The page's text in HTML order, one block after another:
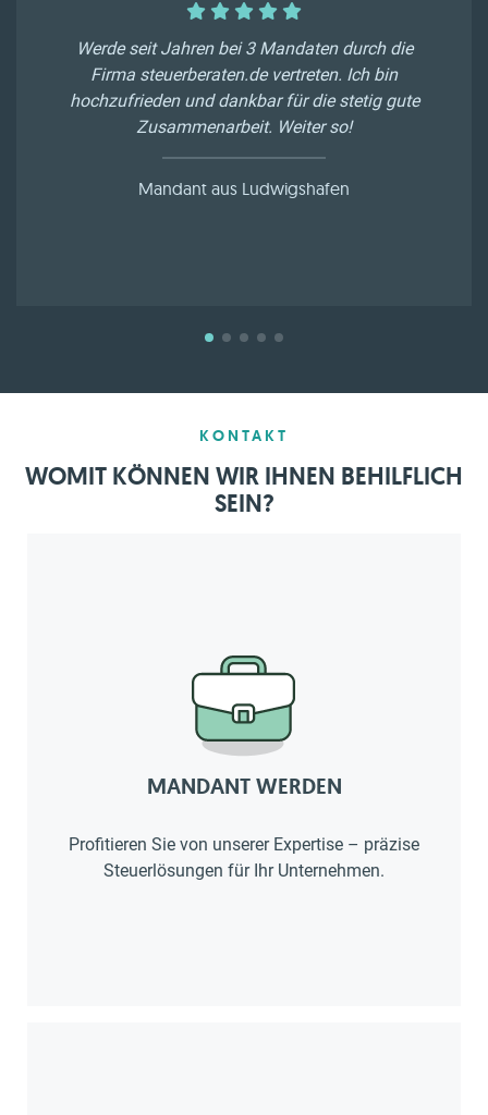
Werde seit Jahren bei 3 Mandaten durch die
Firma steuerberaten.de vertreten. Ich bin
hochzufrieden und dankbar für die stetig gute
Zusammenarbeit. Weiter so!
Mandant aus Ludwigshafen
KONTAKT
WOMIT KÖNNEN WIR IHNEN BEHILFLICH
SEIN?
MANDANT WERDEN
Profitieren Sie von unserer Expertise – präzise
Steuerlösungen für Ihr Unternehmen.